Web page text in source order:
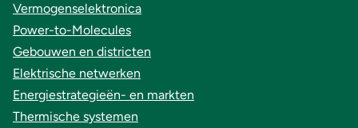
Vermogenselektronica
Power-to-Molecules
Gebouwen en districten
Elektrische netwerken
Energiestrategieën- en markten
Thermische systemen